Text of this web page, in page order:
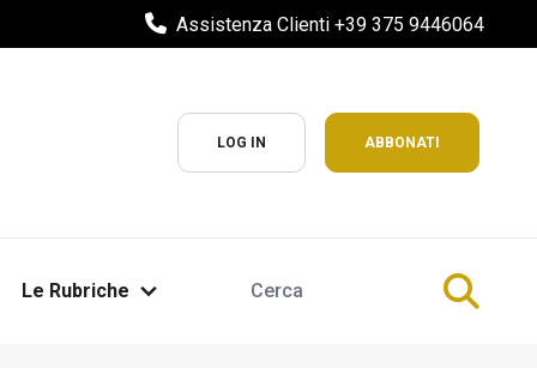
Assistenza Clienti +39 375 9446064
LOG IN ABBONATI
Le Rubriche